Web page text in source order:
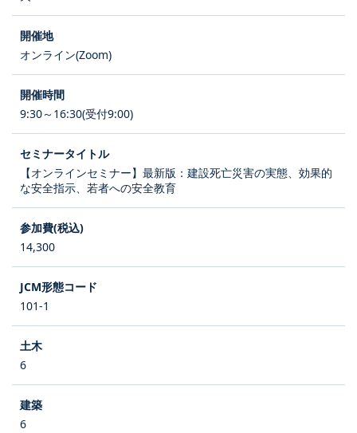
オンライン(Zoom)
9:30～16:30(受付9:00)
【オンラインセミナー】最新版：建設死亡災害の実態、効果的
な安全指示、若者への安全教育
14,300
101-1
6
6